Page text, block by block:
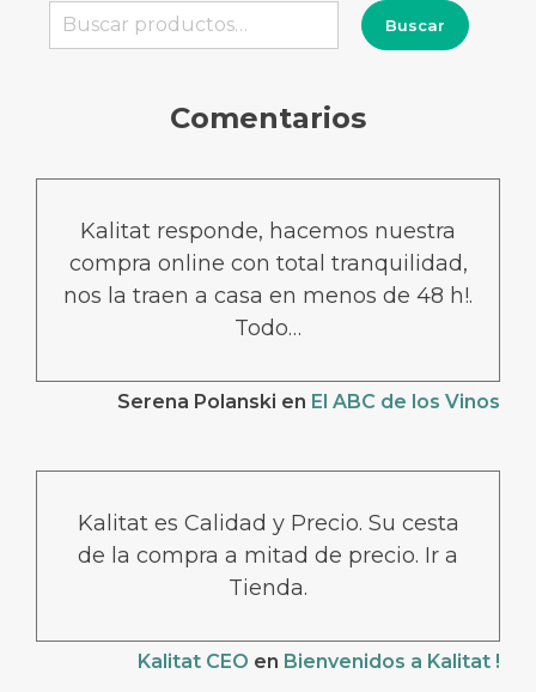
Buscar
Buscar
Comentarios
Kalitat responde, hacemos nuestra
compra online con total tranquilidad,
nos la traen a casa en menos de 48 h!.
Todo…
Serena Polanski en El ABC de los Vinos
Kalitat es Calidad y Precio. Su cesta
de la compra a mitad de precio. Ir a
Tienda.
Kalitat CEO en Bienvenidos a Kalitat !